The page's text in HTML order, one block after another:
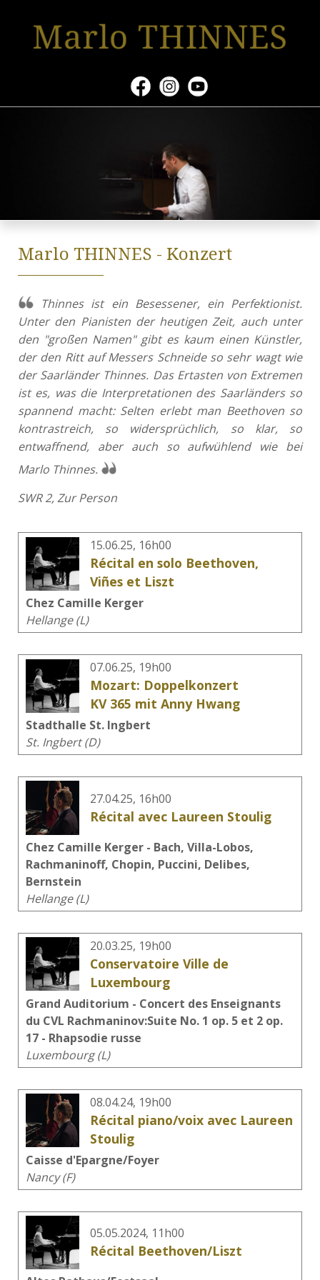
Marlo THINNES - Konzert
Thinnes ist ein Besessener, ein Perfektionist.
Unter den Pianisten der heutigen Zeit, auch unter
den "großen Namen" gibt es kaum einen Künstler,
der den Ritt auf Messers Schneide so sehr wagt wie
der Saarländer Thinnes. Das Ertasten von Extremen
ist es, was die Interpretationen des Saarländers so
spannend macht: Selten erlebt man Beethoven so
kontrastreich, so widersprüchlich, so klar, so
entwaffnend, aber auch so aufwühlend wie bei
Marlo Thinnes.
SWR 2, Zur Person
15.06.25, 16h00
Récital en solo Beethoven,
Viñes et Liszt
Chez Camille Kerger
Hellange (L)
07.06.25, 19h00
Mozart: Doppelkonzert
KV 365 mit Anny Hwang
Stadthalle St. Ingbert
St. Ingbert (D)
27.04.25, 16h00
Récital avec Laureen Stoulig
Chez Camille Kerger - Bach, Villa-Lobos,
Rachmaninoff, Chopin, Puccini, Delibes,
Bernstein
Hellange (L)
20.03.25, 19h00
Conservatoire Ville de
Luxembourg
Grand Auditorium - Concert des Enseignants
du CVL Rachmaninov:Suite No. 1 op. 5 et 2 op.
17 - Rhapsodie russe
Luxembourg (L)
08.04.24, 19h00
Récital piano/voix avec Laureen
Stoulig
Caisse d'Epargne/Foyer
Nancy (F)
05.05.2024, 11h00
Récital Beethoven/Liszt